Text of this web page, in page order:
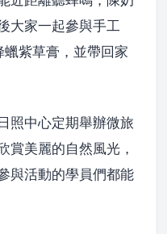
大家一起參與手工
紫草膏，並帶回家
照中心定期舉辦微旅
賞美麗的自然風光，
與活動的學員們都能